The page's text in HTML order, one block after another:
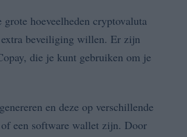
hoeveelheden cryptovaluta
beveiliging willen. Er zijn
die je kunt gebruiken om je
en deze op verschillende
een software wallet zijn. Door